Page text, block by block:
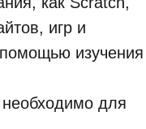
игр и
изучения
для